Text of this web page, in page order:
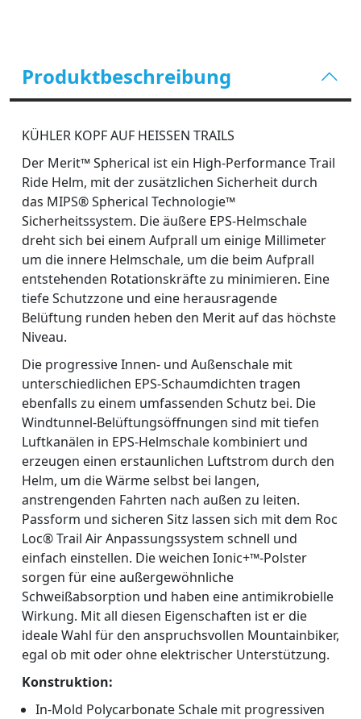
Produktbeschreibung
KÜHLER KOPF AUF HEISSEN TRAILS
Der Merit™ Spherical ist ein High-Performance Trail
Ride Helm, mit der zusätzlichen Sicherheit durch
das MIPS® Spherical Technologie™
Sicherheitssystem. Die äußere EPS-Helmschale
dreht sich bei einem Aufprall um einige Millimeter
um die innere Helmschale, um die beim Aufprall
entstehenden Rotationskräfte zu minimieren. Eine
tiefe Schutzzone und eine herausragende
Belüftung runden heben den Merit auf das höchste
Niveau.
Die progressive Innen- und Außenschale mit
unterschiedlichen EPS-Schaumdichten tragen
ebenfalls zu einem umfassenden Schutz bei. Die
Windtunnel-Belüftungsöffnungen sind mit tiefen
Luftkanälen in EPS-Helmschale kombiniert und
erzeugen einen erstaunlichen Luftstrom durch den
Helm, um die Wärme selbst bei langen,
anstrengenden Fahrten nach außen zu leiten.
Passform und sicheren Sitz lassen sich mit dem Roc
Loc® Trail Air Anpassungssystem schnell und
einfach einstellen. Die weichen Ionic+™-Polster
sorgen für eine außergewöhnliche
Schweißabsorption und haben eine antimikrobielle
Wirkung. Mit all diesen Eigenschaften ist er die
ideale Wahl für den anspruchsvollen Mountainbiker,
egal ob mit oder ohne elektrischer Unterstützung.
Konstruktion:
In-Mold Polycarbonate Schale mit progressiven